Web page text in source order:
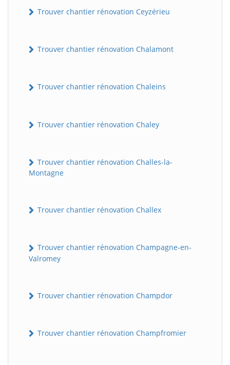
Trouver chantier rénovation Ceyzérieu
Trouver chantier rénovation Chalamont
Trouver chantier rénovation Chaleins
Trouver chantier rénovation Chaley
Trouver chantier rénovation Challes-la-
Montagne
Trouver chantier rénovation Challex
Trouver chantier rénovation Champagne-en-
Valromey
Trouver chantier rénovation Champdor
Trouver chantier rénovation Champfromier